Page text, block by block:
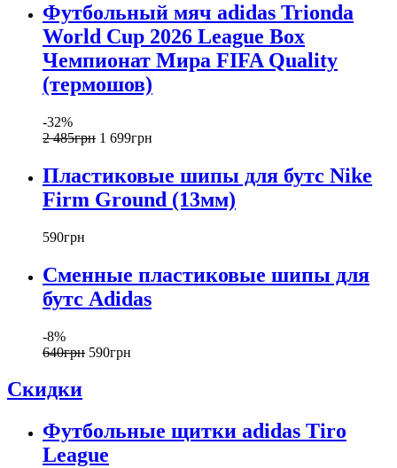
Футбольный мяч adidas Trionda
World Cup 2026 League Box
Чемпионат Мира FIFA Quality
(термошов)
-32%
2 485грн 1 699грн
Пластиковые шипы для бутс Nike
Firm Ground (13мм)
590грн
Сменные пластиковые шипы для
бутс Adidas
-8%
640грн 590грн
Скидки
Футбольные щитки adidas Tiro
League